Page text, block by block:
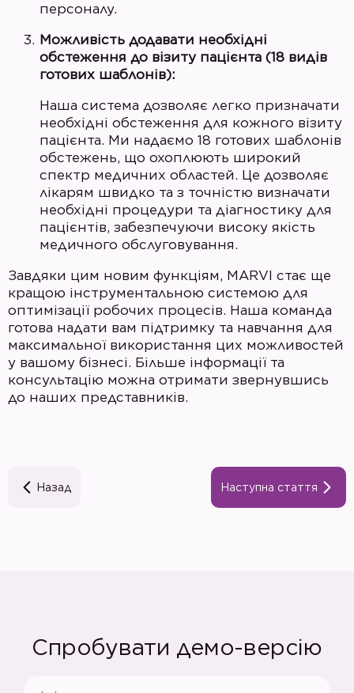
персоналу.
Можливість додавати необхідні
обстеження до візиту пацієнта (18 видів
готових шаблонів):
Наша система дозволяє легко призначати
необхідні обстеження для кожного візиту
пацієнта. Ми надаємо 18 готових шаблонів
обстежень, що охоплюють широкий
спектр медичних областей. Це дозволяє
лікарям швидко та з точністю визначати
необхідні процедури та діагностику для
пацієнтів, забезпечуючи високу якість
медичного обслуговування.
Завдяки цим новим функціям, MARVI стає ще
кращою інструментальною системою для
оптимізації робочих процесів. Наша команда
готова надати вам підтримку та навчання для
максимальної використання цих можливостей
у вашому бізнесі. Більше інформації та
консультацію можна отримати звернувшись
до наших представників.
Назад Наступна стаття
Спробувати демо-версію